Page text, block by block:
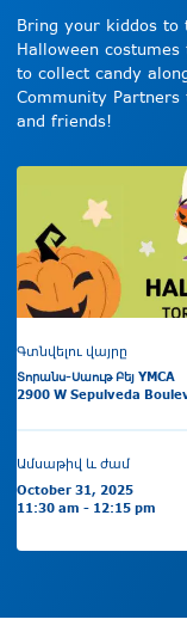
Bring your kiddos
Halloween
to collect candy
Community
and friends!
Գտնվելու վայրը
Տորանս-Սաութ Բեյ YMCA
2900 W Sepulveda
Ամսաթիվ և ժամ
October 31, 2025
11:30 am - 12:15 pm